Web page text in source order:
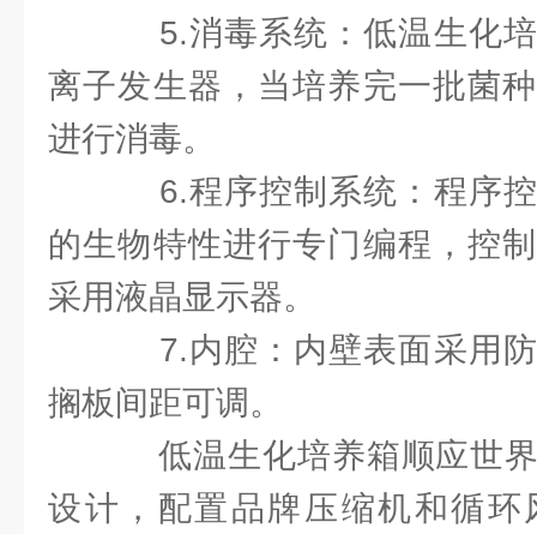
5.消毒系统：低温生化
离子发生器，当培养完一批菌
进行消毒。
6.程序控制系统：程序
的生物特性进行专门编程，控
采用液晶显示器。
7.内腔：内壁表面采用
搁板间距可调。
低温生化培养箱顺应世
设计，配置品牌压缩机和循环